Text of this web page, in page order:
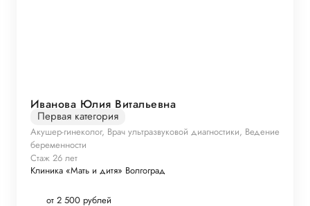
Иванова Юлия Витальевна
Первая категория
Акушер-гинеколог, Врач ультразвуковой диагностики, Ведение
беременности
Стаж 26 лет
Клиника «Мать и дитя» Волгоград
от 2 500 рублей